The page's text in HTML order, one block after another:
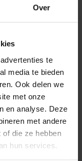
Over
te
media te bieden
Ook delen we
met onze
en analyse. Deze
met andere
die ze hebben
hun services.